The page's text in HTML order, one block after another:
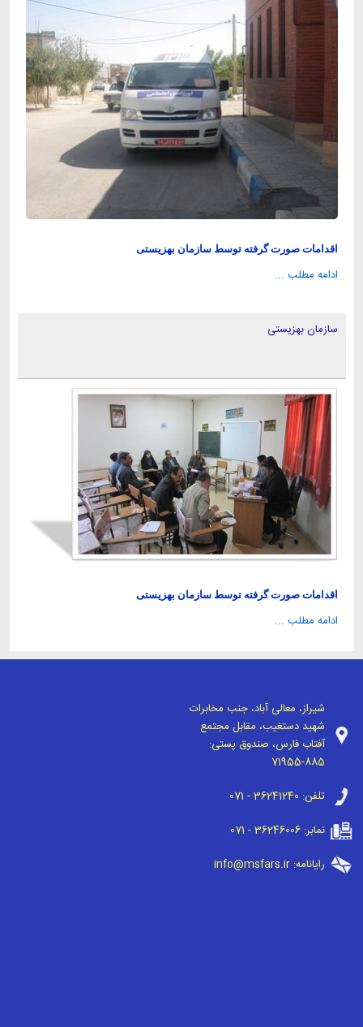
اقدامات صورت گرفته توسط سازمان بهزیستی
ادامه مطلب ...
سازمان بهزیستی
اقدامات صورت گرفته توسط سازمان بهزیستی
ادامه مطلب ...
شیراز، معالی آباد، جنب مخابرات
شهید دستغیب، مقابل مجتمع
آفتاب فارس، صندوق پستی:
71955-885
تلفن: 071 - 36241240
نمابر:071 - 36246006
رایانامه:info@msfars.ir